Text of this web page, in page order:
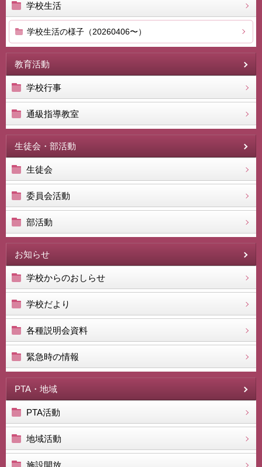
学校生活
学校生活の様子（20260406〜）
教育活動
学校行事
通級指導教室
生徒会・部活動
生徒会
委員会活動
部活動
お知らせ
学校からのおしらせ
学校だより
各種説明会資料
緊急時の情報
PTA・地域
PTA活動
地域活動
施設開放